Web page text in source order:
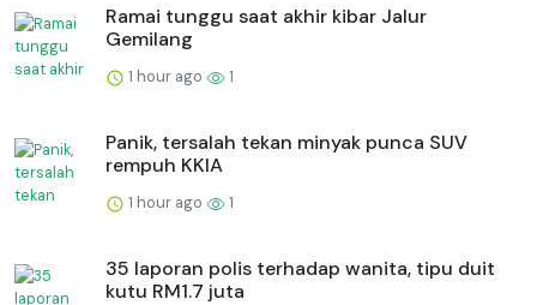
Ramai tunggu saat akhir kibar Jalur
Gemilang
1 hour ago 1
Panik, tersalah tekan minyak punca SUV
rempuh KKIA
1 hour ago 1
35 laporan polis terhadap wanita, tipu duit
kutu RM1.7 juta